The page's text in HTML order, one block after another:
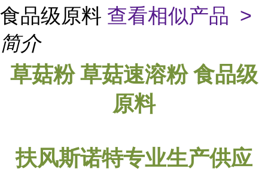
食品级原料 查看相似产品 >
简介
草菇粉 草菇速溶粉 食品级
原料
扶风斯诺特专业生产供应